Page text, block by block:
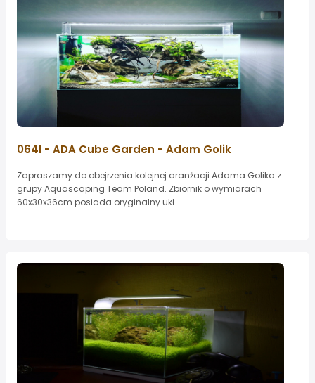
064l - ADA Cube Garden - Adam Golik
Zapraszamy do obejrzenia kolejnej aranżacji Adama Golika z
grupy Aquascaping Team Poland. Zbiornik o wymiarach
60x30x36cm posiada oryginalny ukł...